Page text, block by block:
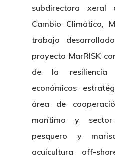
subdirectora xeral
Cambio Climático,
trabajo
proyecto MarRISK
de la
económicos
área de
marítimo y
pesquero y
acuicultura off-